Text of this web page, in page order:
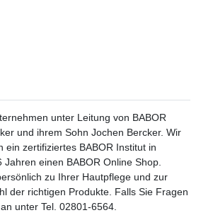
unter Leitung von BABOR
und ihrem Sohn Jochen Bercker. Wir
ein zertifiziertes BABOR Institut in
Jahren einen BABOR Online Shop.
zu Ihrer Hautpflege und zur
der richtigen Produkte. Falls Sie Fragen
unter Tel. 02801-6564.